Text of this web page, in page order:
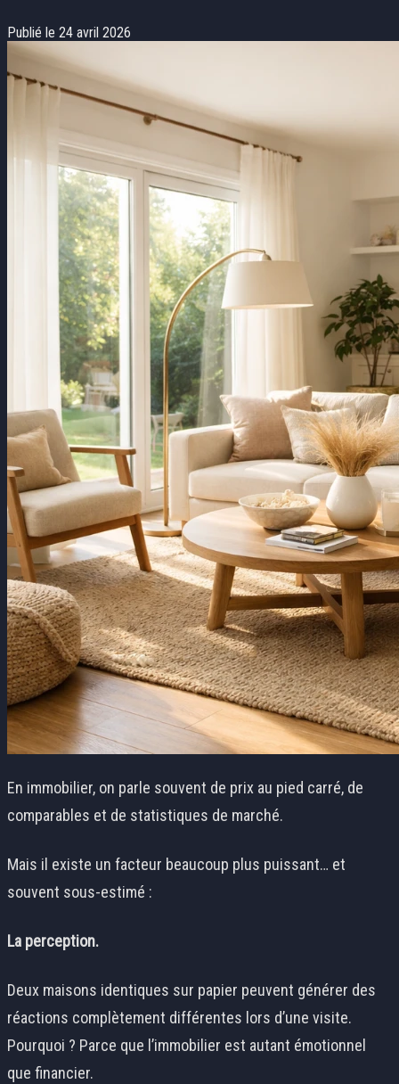
Publié le 24 avril 2026
En immobilier, on parle souvent de prix au pied carré, de
comparables et de statistiques de marché.
Mais il existe un facteur beaucoup plus puissant… et
souvent sous-estimé :
La perception.
Deux maisons identiques sur papier peuvent générer des
réactions complètement différentes lors d’une visite.
Pourquoi ? Parce que l’immobilier est autant émotionnel
que financier.